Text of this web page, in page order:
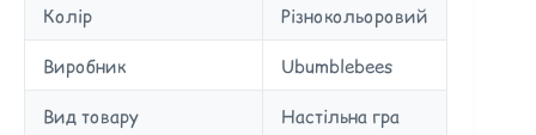
Колір
Різнокольоровий
Виробник
Ubumblebees
Вид товару
Настільна гра